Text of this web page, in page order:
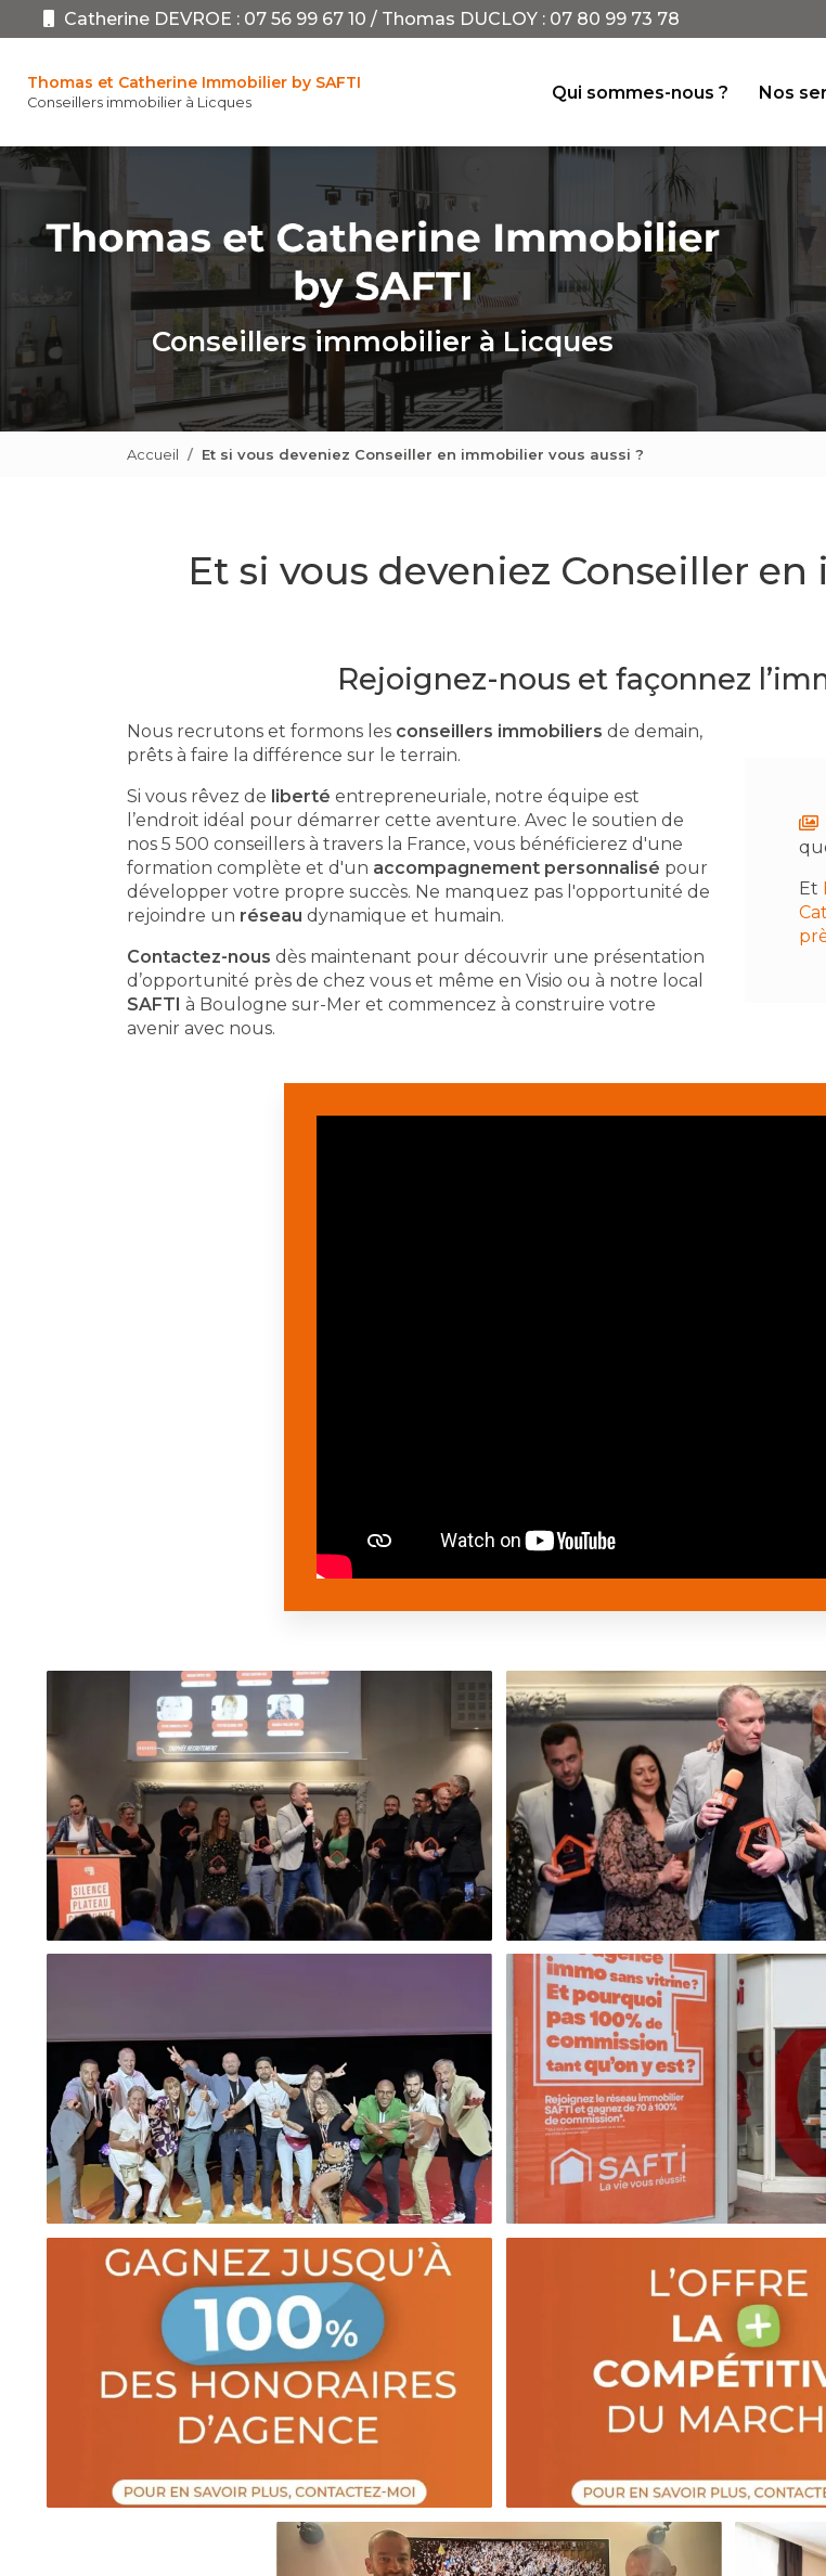
au
principal
Catherine DEVROE : 07 56 99 67 10 / Thomas DUCLOY : 07 80 99 73 78
Thomas et Catherine Immobilier by SAFTI
Conseillers immobilier à Licques Qui sommes-nous ? Nos
Conseil
Avis de
Conseillers immobilier à Licques
Accueil Et si vous deveniez Conseiller en immobilier vous aussi ?
Et si vous deveniez Conseiller
Rejoignez-nous et façonnez
Nous recrutons et formons les conseillers immobiliers de demain,
prêts à faire la différence sur le terrain.
Si vous rêvez de liberté entrepreneuriale, notre équipe est
l’endroit idéal pour démarrer cette aventure. Avec le soutien de
nos 5 500 conseillers à travers la France, vous bénéficierez d'une
formation complète et d'un accompagnement personnalisé pour
développer votre propre succès. Ne manquez pas l'opportunité de
rejoindre un réseau dynamique et humain.
Contactez-nous dès maintenant pour découvrir une présentation
d’opportunité près de chez vous et même en Visio ou à notre local
SAFTI à Boulogne sur-Mer et commencez à construire votre
avenir avec nous.
Et